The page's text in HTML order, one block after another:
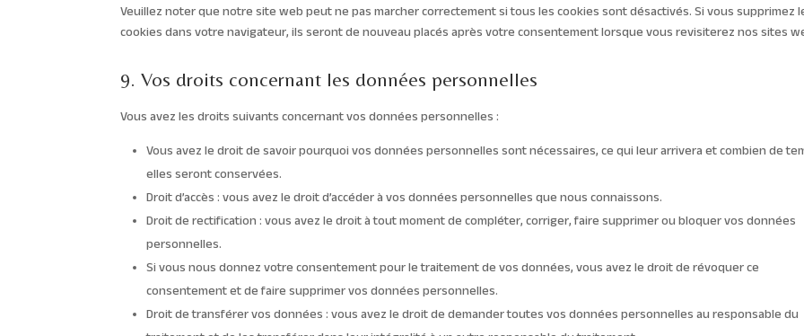
Veuillez noter que notre site web peut ne pas marcher correctement si tous les cookies sont désactivés. Si vous supprimez
cookies dans votre navigateur, ils seront de nouveau placés après votre consentement lorsque vous revisiterez nos sites
9. Vos droits concernant les données personnelles
Vous avez les droits suivants concernant vos données personnelles :
Vous avez le droit de savoir pourquoi vos données personnelles sont nécessaires, ce qui leur arrivera et combien de
elles seront conservées.
Droit d’accès : vous avez le droit d’accéder à vos données personnelles que nous connaissons.
Droit de rectification : vous avez le droit à tout moment de compléter, corriger, faire supprimer ou bloquer vos données
personnelles.
Si vous nous donnez votre consentement pour le traitement de vos données, vous avez le droit de révoquer ce
consentement et de faire supprimer vos données personnelles.
Droit de transférer vos données : vous avez le droit de demander toutes vos données personnelles au responsable du